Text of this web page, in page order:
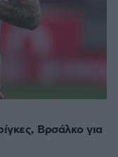
Βρσάλκο για